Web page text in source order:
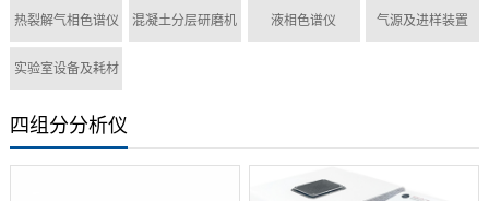
热裂解气相色谱仪 混凝土分层研磨机 液相色谱仪 气源及进样装置
实验室设备及耗材
四组分分析仪